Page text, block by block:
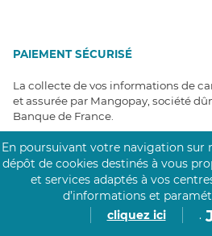
PAIEMENT SÉCURISÉ
La collecte de vos informations de
et assurée par Mangopay, société
Banque de France.
En poursuivant votre navigation sur
dépôt de cookies destinés à vous
et services adaptés à vos
d’informations et
cliquez ici
.